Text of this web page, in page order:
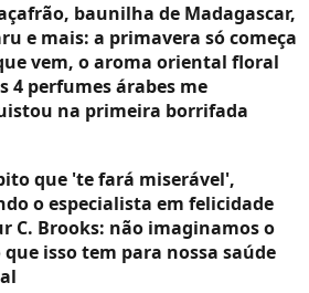
baunilha de Madagascar,
e mais: a primavera só começa
vem, o aroma oriental floral
4 perfumes árabes me
na primeira borrifada
que 'te fará miserável',
o especialista em felicidade
C. Brooks: não imaginamos o
que isso tem para nossa saúde